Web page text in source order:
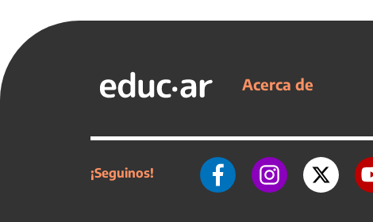
Acerca de
¡Seguinos!